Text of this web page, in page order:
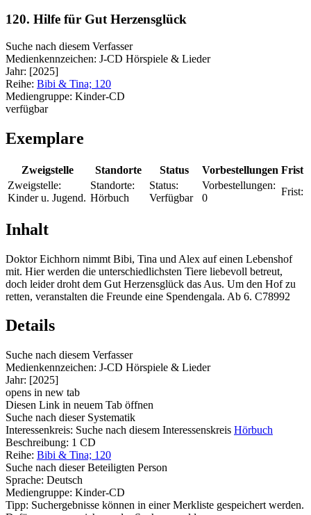
120. Hilfe für Gut Herzensglück
Suche nach diesem Verfasser
Medienkennzeichen: J-CD Hörspiele & Lieder
Jahr: [2025]
Reihe: Bibi & Tina; 120
Mediengruppe: Kinder-CD
verfügbar
Exemplare
Zweigstelle Standorte Status Vorbestellungen Frist
Zweigstelle:
Kinder u. Jugend.
Standorte:
Hörbuch
Status:
Verfügbar
Vorbestellungen:
0
Frist:
Inhalt
Doktor Eichhorn nimmt Bibi, Tina und Alex auf einen Lebenshof
mit. Hier werden die unterschiedlichsten Tiere liebevoll betreut,
doch leider droht dem Gut Herzensglück das Aus. Um den Hof zu
retten, veranstalten die Freunde eine Spendengala. Ab 6. C78992
Details
Suche nach diesem Verfasser
Medienkennzeichen: J-CD Hörspiele & Lieder
Jahr: [2025]
opens in new tab
Diesen Link in neuem Tab öffnen
Suche nach dieser Systematik
Interessenkreis: Suche nach diesem Interessenskreis Hörbuch
Beschreibung: 1 CD
Reihe: Bibi & Tina; 120
Suche nach dieser Beteiligten Person
Sprache: Deutsch
Mediengruppe: Kinder-CD
Tipp: Suchergebnisse können in einer Merkliste gespeichert werden.